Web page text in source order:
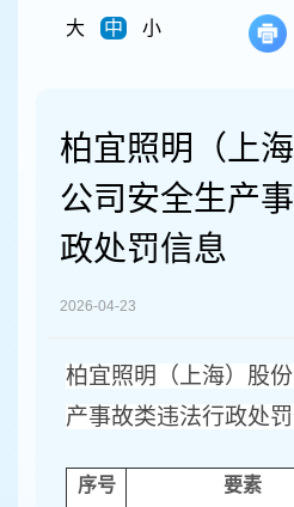
大
中 小
柏宜照明（上
公司安全生产
政处罚信息
2026-04-23
柏宜照明（上海）股
产事故类违法行政处
序号 要素